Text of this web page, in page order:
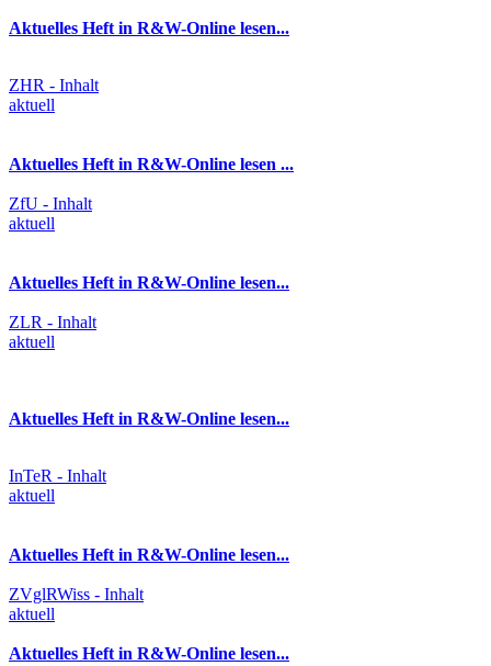
Aktuelles Heft in R&W-Online lesen...
ZHR - Inhalt
aktuell
Aktuelles Heft in R&W-Online lesen ...
ZfU - Inhalt
aktuell
Aktuelles Heft in R&W-Online lesen...
ZLR - Inhalt
aktuell
Aktuelles Heft in R&W-Online lesen...
InTeR - Inhalt
aktuell
Aktuelles Heft in R&W-Online lesen...
ZVglRWiss - Inhalt
aktuell
Aktuelles Heft in R&W-Online lesen...